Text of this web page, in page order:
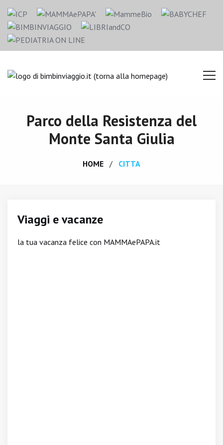
Parco della Resistenza del
Monte Santa Giulia
HOME CITTA
Viaggi e vacanze
la tua vacanza felice con MAMMAePAPA.it